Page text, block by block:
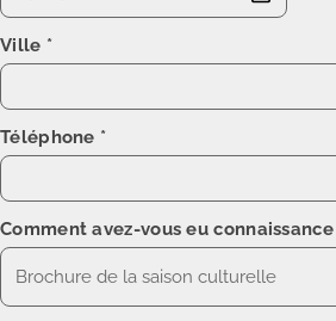
Ville *
Téléphone *
Comment avez-vous eu